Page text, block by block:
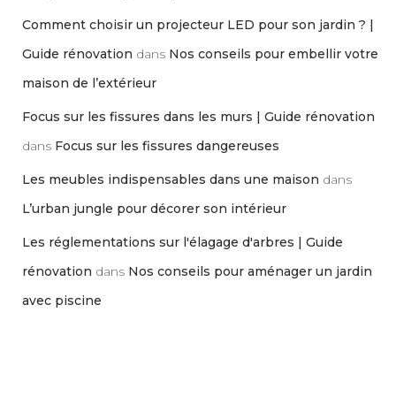
Comment choisir un projecteur LED pour son jardin ? |
Guide rénovation dans Nos conseils pour embellir votre
maison de l’extérieur
Focus sur les fissures dans les murs | Guide rénovation
dans Focus sur les fissures dangereuses
Les meubles indispensables dans une maison dans
L’urban jungle pour décorer son intérieur
Les réglementations sur l'élagage d'arbres | Guide
rénovation dans Nos conseils pour aménager un jardin
avec piscine